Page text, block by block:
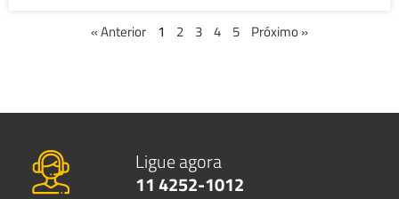
« Anterior 1 2 3 4 5 Próximo »
Ligue agora
11 4252-1012